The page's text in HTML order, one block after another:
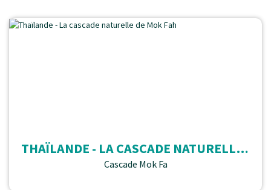
THAÏLANDE - LA CASCADE NATURELLE DE MOK FAH
Cascade Mok Fa